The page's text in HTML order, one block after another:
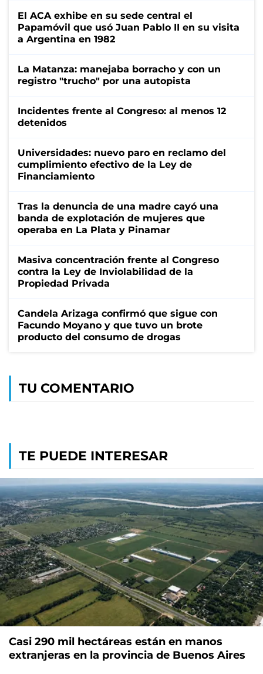
El ACA exhibe en su sede central el
Papamóvil que usó Juan Pablo II en su visita
a Argentina en 1982
La Matanza: manejaba borracho y con un
registro "trucho" por una autopista
Incidentes frente al Congreso: al menos 12
detenidos
Universidades: nuevo paro en reclamo del
cumplimiento efectivo de la Ley de
Financiamiento
Tras la denuncia de una madre cayó una
banda de explotación de mujeres que
operaba en La Plata y Pinamar
Masiva concentración frente al Congreso
contra la Ley de Inviolabilidad de la
Propiedad Privada
Candela Arizaga confirmó que sigue con
Facundo Moyano y que tuvo un brote
producto del consumo de drogas
TU COMENTARIO
TE PUEDE INTERESAR
Casi 290 mil hectáreas están en manos
extranjeras en la provincia de Buenos Aires